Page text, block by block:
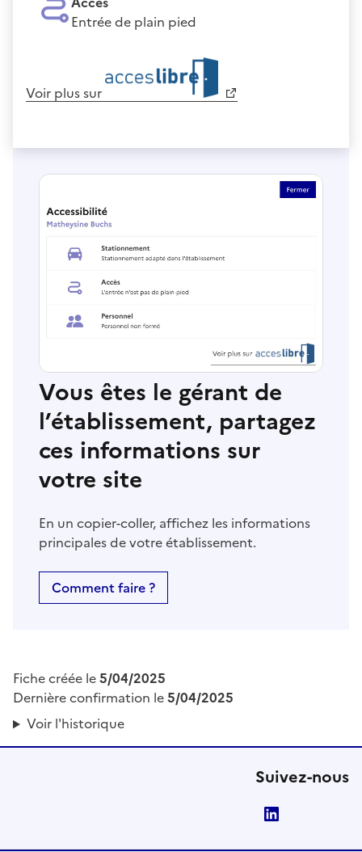
Entrée de plain pied
Voir plus sur
Vous êtes le gérant de
l’établissement, partagez
ces informations sur
votre site
En un copier-coller, affichez les informations
principales de votre établissement.
Comment faire ?
Fiche créée le5/04/2025
Dernière confirmation le5/04/2025
Voir l'historique
Suivez-nous